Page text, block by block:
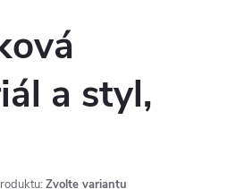
a styl,
Zvolte variantu